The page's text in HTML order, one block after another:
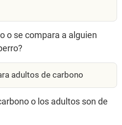
o se compara a alguien
adultos de carbono
o los adultos son de